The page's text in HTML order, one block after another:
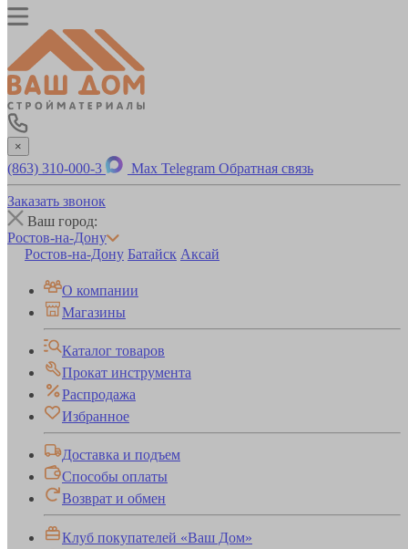
×
(863) 310-000-3 Max Telegram Обратная связь
Заказать звонок
Ваш город:
Ростов-на-Дону
Ростов-на-Дону Батайск Аксай
О компании
Магазины
Каталог товаров
Прокат инструмента
Распродажа
Избранное
Доставка и подъем
Способы оплаты
Возврат и обмен
Клуб покупателей «Ваш Дом»